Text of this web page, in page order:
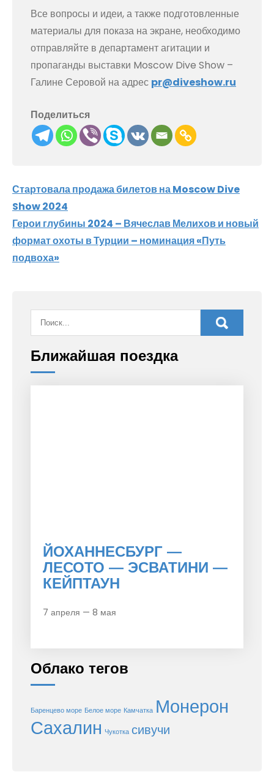
Все вопросы и идеи, а также подготовленные
материалы для показа на экране, необходимо
отправляйте в департамент агитации и
пропаганды выставки Moscow Dive Show –
Галине Серовой на адрес pr@diveshow.ru
Поделиться
Навигация
по
записям
Стартовала продажа билетов на Moscow Dive
Show 2024
Герои глубины 2024 – Вячеслав Мелихов и новый
формат охоты в Турции – номинация «Путь
подвоха»
Ближайшая поездка
ЙОХАННЕСБУРГ —
ЛЕСОТО — ЭСВАТИНИ —
КЕЙПТАУН
7 апреля — 8 мая
Облако тегов
Баренцево море Белое море Камчатка Монерон
Сахалин Чукотка сивучи